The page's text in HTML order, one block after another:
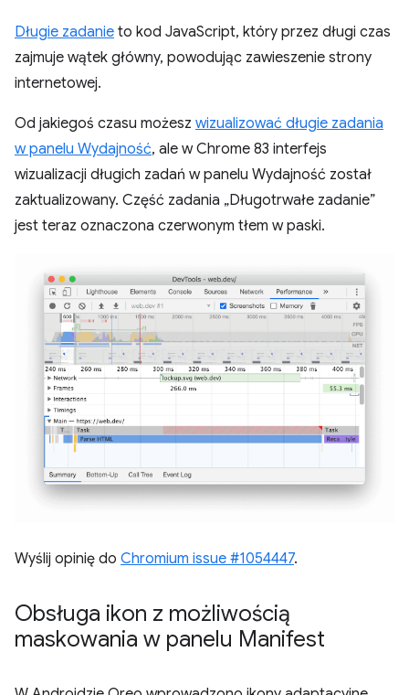
Długie zadanie to kod JavaScript, który przez długi czas
zajmuje wątek główny, powodując zawieszenie strony
internetowej.
Od jakiegoś czasu możesz wizualizować długie zadania
w panelu Wydajność, ale w Chrome 83 interfejs
wizualizacji długich zadań w panelu Wydajność został
zaktualizowany. Część zadania „Długotrwałe zadanie”
jest teraz oznaczona czerwonym tłem w paski.
Wyślij opinię do Chromium issue #1054447.
Obsługa ikon z możliwością
maskowania w panelu Manifest